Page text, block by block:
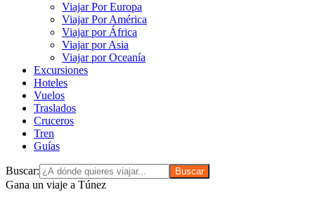
Viajar Por Europa
Viajar Por América
Viajar por África
Viajar por Asia
Viajar por Oceanía
Excursiones
Hoteles
Vuelos
Traslados
Cruceros
Tren
Guías
Buscar:
Gana un viaje a Túnez